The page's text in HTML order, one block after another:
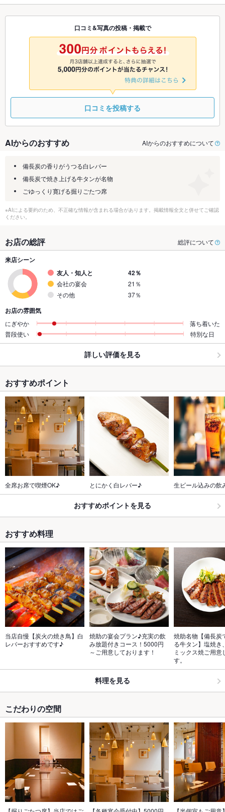
8/30 8/31 9/1
◎
9/2
◎
9/3
◎
9/4 9/5
9/8
◎
9/9
◎
9/10
◎
9/11
口コミ&写真の投稿・掲載で
口コミを投稿する
AIからのおすすめ AIからのおすすめについて
備長炭の香りがうつる白レバー
備長炭で焼き上げる牛タンが名物
ごゆっくり寛げる掘りごたつ席
※AIによる要約のため、不正確な情報が含まれる場合があります。掲載情報全文と併せてご確認
ください。
お店の総評 総評について
来店シーン
友人・知人と
42％
会社の宴会
21％
その他
37％
お店の雰囲気
にぎやか
落ち着いた
普段使い
特別な日
詳しい評価を見る
おすすめポイント
全席お席で喫煙OK♪ とにかく白レバー♪ 生ビール込みの飲
おすすめポイントを見る
おすすめ料理
当店自慢【炭火の焼き鳥】白
レバーおすすめです♪
焼助の宴会プラン♪充実の飲
み放題付きコース！5000円
～ご用意しております！
焼助名物【備長炭
る牛タン】塩焼き
ミックス焼ご用意
す。
料理を見る
こだわりの空間